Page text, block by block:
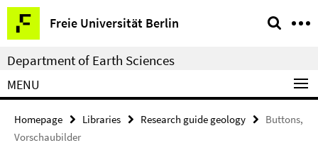
Springe
direkt
zu
Inhalt
Freie Universität Berlin
Service
Navigation
Department of Earth Sciences
MENU
Homepage Libraries Research guide geology
Buttons,
Vorschaubilder